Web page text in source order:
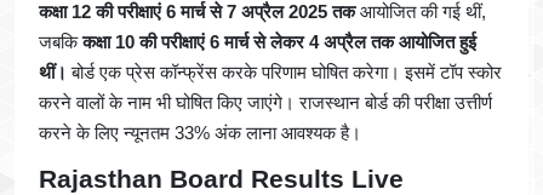
कक्षा 12 की परीक्षाएं 6 मार्च से 7 अप्रैल 2025 तकआयोजित की गई थीं,
जबकिकक्षा 10 की परीक्षाएं 6 मार्च से लेकर 4 अप्रैल तक आयोजित हुई
थीं। बोर्ड एक प्रेस कॉन्फ्रेंस करके परिणाम घोषित करेगा। इसमें टॉप स्कोर
करने वालों के नाम भी घोषित किए जाएंगे। राजस्थान बोर्ड की परीक्षा उत्तीर्ण
करने के लिए न्यूनतम 33% अंक लाना आवश्यक है।
Rajasthan Board Results Live